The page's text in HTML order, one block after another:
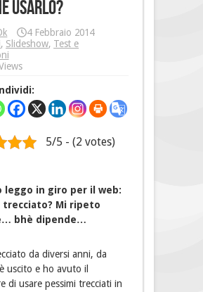
usarlo?
4 Febbraio 2014
, Slideshow, Test e
5/5 - (2 votes)
leggo in giro per il web:
trecciato? Mi ripeto
bhè dipende…
da diversi anni, da
uscito e ho avuto il
di usare pessimi trecciati in